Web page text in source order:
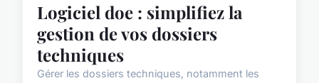
Logiciel doe : simplifiez la
gestion de vos dossiers
techniques
Gérer les dossiers techniques, notamment les